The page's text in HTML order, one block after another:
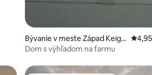
Bývanie v meste Západ Keighl
ey
Dom s výhľadom na farmu